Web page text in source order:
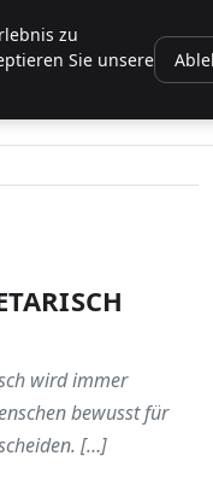
wird immer
bewusst für
[…]
zu
Sie unsere